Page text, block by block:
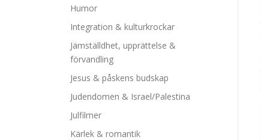
Humor
Integration & kulturkrockar
Jämställdhet, upprättelse &
förvandling
Jesus & påskens budskap
Judendomen & Israel/Palestina
Julfilmer
Kärlek & romantik